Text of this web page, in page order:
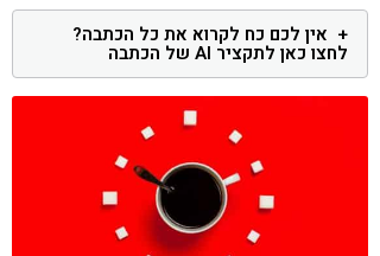
אין לכם כח לקרוא את כל הכתבה?
לחצו כאן לתקציר AI של הכתבה